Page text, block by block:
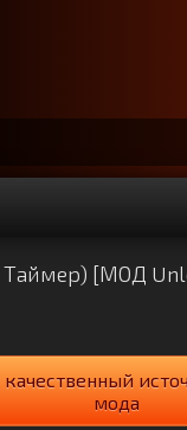
Таймер) [МОД
качественный
мода